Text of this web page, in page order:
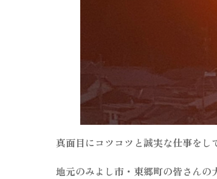
真面目にコツコツと誠実な仕事をし
地元のみよし市・東郷町の皆さんの